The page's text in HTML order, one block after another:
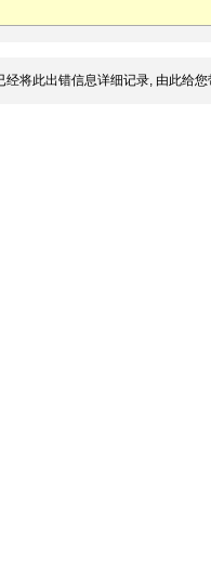
经将此出错信息详细记录, 由此给